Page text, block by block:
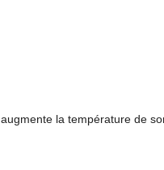
la température de